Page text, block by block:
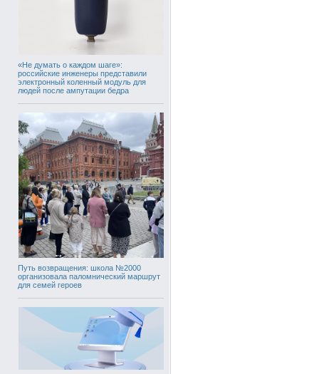
«Не думать о каждом шаге»:
российские инженеры представили
электронный коленный модуль для
людей после ампутации бедра
Путь возвращения: школа №2000
организовала паломнический маршрут
для семей героев